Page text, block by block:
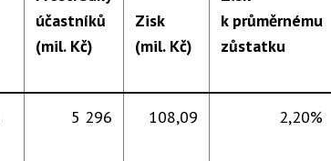
účastníků
(mil. Kč)
Zisk
(mil. Kč)
k průměrnému
zůstatku
5 296 108,09 2,20%